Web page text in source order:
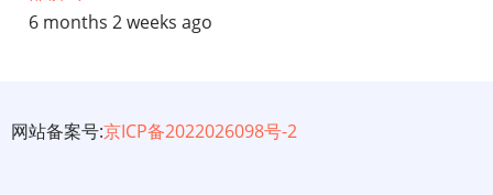
6 months 2 weeks ago
网站备案号:京ICP备2022026098号-2